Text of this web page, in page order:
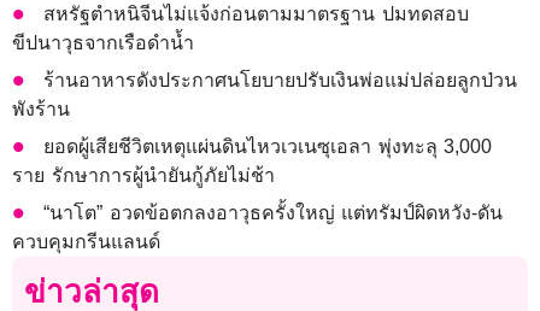
สหรัฐตำหนิจีนไม่แจ้งก่อนตามมาตรฐาน ปมทดสอบ
ขีปนาวุธจากเรือดำน้ำ
ร้านอาหารดังประกาศนโยบายปรับเงินพ่อแม่ปล่อยลูกป่วน
พังร้าน
ยอดผู้เสียชีวิตเหตุแผ่นดินไหวเวเนซุเอลา พุ่งทะลุ 3,000
ราย รักษาการผู้นำยันกู้ภัยไม่ช้า
“นาโต” อวดข้อตกลงอาวุธครั้งใหญ่ แต่ทรัมป์ผิดหวัง-ดัน
ควบคุมกรีนแลนด์
ข่าวล่าสุด